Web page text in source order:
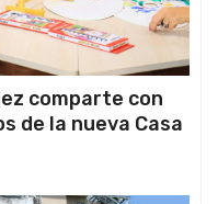
comparte con
de la nueva Casa
en Caracas